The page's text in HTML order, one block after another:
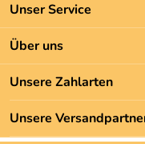
Unser Service
Kontakt
Batteriegesetz
Newsletter
Zahlung und Versand
Über uns
Unsere Bestseller
Marken
Neu
Unsere Zahlarten
Unsere